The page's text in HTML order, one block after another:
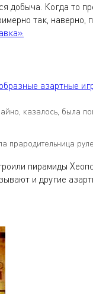
добыча. Когда то
так, наверно,
азартные
казалось, была
прародительница
пирамиды
и другие